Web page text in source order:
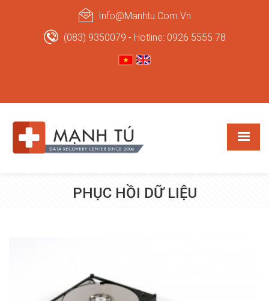
Info@manhtu.com.vn
(083) 9350079 - Hotline: 0926 5555 78
PHỤC HỒI DỮ LIỆU